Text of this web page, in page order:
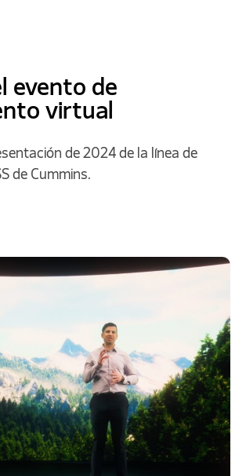
evento de
virtual
de 2024 de la línea de
de Cummins.